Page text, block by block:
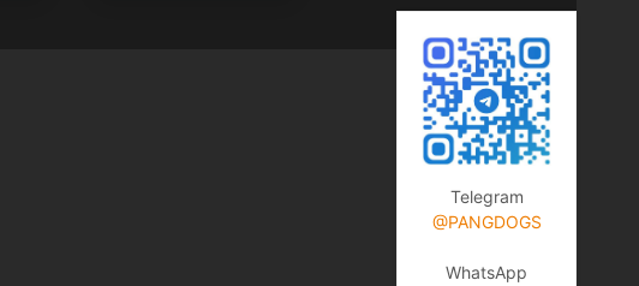
Telegram
@PANGDOGS
WhatsApp